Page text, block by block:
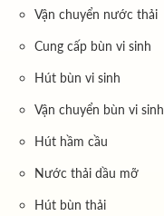
Vận chuyển nước thải
Cung cấp bùn vi sinh
Hút bùn vi sinh
Vận chuyển bùn vi sinh
Hút hầm cầu
Nước thải dầu mỡ
Hút bùn thải